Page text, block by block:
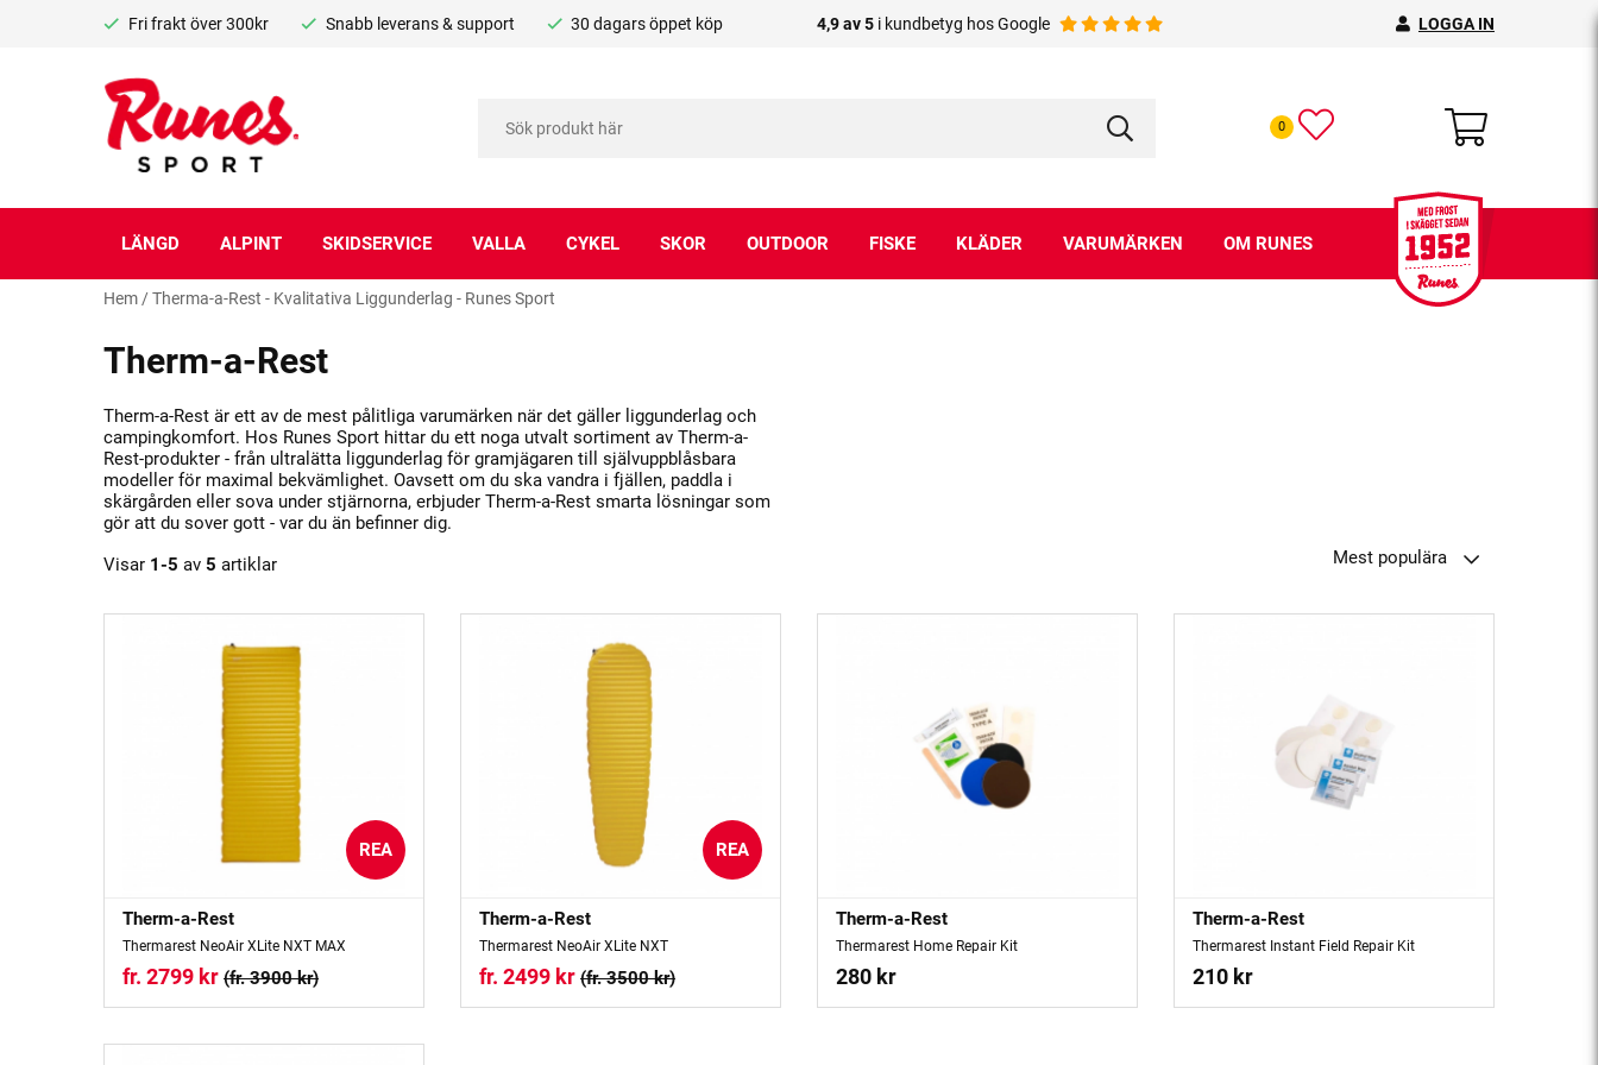
Fri frakt över 300kr Snabb leverans & support 30 dagars öppet köp 4,9 av 5 i kundbetyg hos Google LOGGA IN
0
LÄNGD ALPINT SKIDSERVICE VALLA CYKEL SKOR OUTDOOR FISKE KLÄDER VARUMÄRKEN OM RUNES
Hem /Therma-a-Rest - Kvalitativa Liggunderlag - Runes Sport
Therm-a-Rest
Therm-a-Rest är ett av de mest pålitliga varumärken när det gäller liggunderlag och
campingkomfort. Hos Runes Sport hittar du ett noga utvalt sortiment av Therm-a-
Rest-produkter - från ultralätta liggunderlag för gramjägaren till självuppblåsbara
modeller för maximal bekvämlighet. Oavsett om du ska vandra i fjällen, paddla i
skärgården eller sova under stjärnorna, erbjuder Therm-a-Rest smarta lösningar som
gör att du sover gott - var du än befinner dig.
Visar 1-5 av 5 artiklar Mest populära
REA
Therm-a-Rest
Thermarest NeoAir XLite NXT MAX
fr. 2799 kr (fr. 3900 kr)
REA
Therm-a-Rest
Thermarest NeoAir XLite NXT
fr. 2499 kr (fr. 3500 kr)
Therm-a-Rest
Thermarest Home Repair Kit
280 kr
Therm-a-Rest
Thermarest Instant Field Repair Kit
210 kr